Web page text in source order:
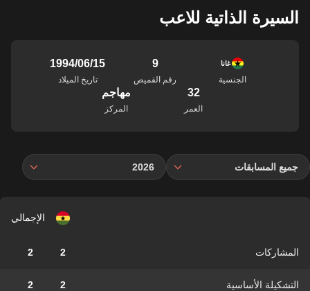
السيرة الذاتية للاعب
غانا
الجنسية
9
رقم القميص
15‏/06‏/1994
تاريخ الميلاد
32
العمر
مهاجم
المركز
جميع المسابقات 2026
الإجمالي
المشاركات 2
2
التشكيلة الأساسية 2
2